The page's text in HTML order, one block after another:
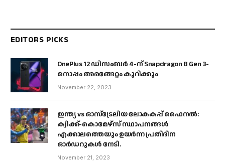
EDITORS PICKS
OnePlus 12 ഡിസംബർ 4-ന് Snapdragon 8 Gen 3-
നൊപ്പം അരങ്ങേറ്റം കുറിക്കും
November 22, 2023
ഇന്ത്യ vs ഓസ്‌ട്രേലിയ ലോകകപ്പ് ഫൈനൽ:
ക്വിക്ക്-കൊമേഴ്‌സ് സ്ഥാപനങ്ങൾ
എക്കാലത്തെയും ഉയർന്ന പ്രതിദിന
ഓർഡറുകൾ നേടി.
November 21, 2023